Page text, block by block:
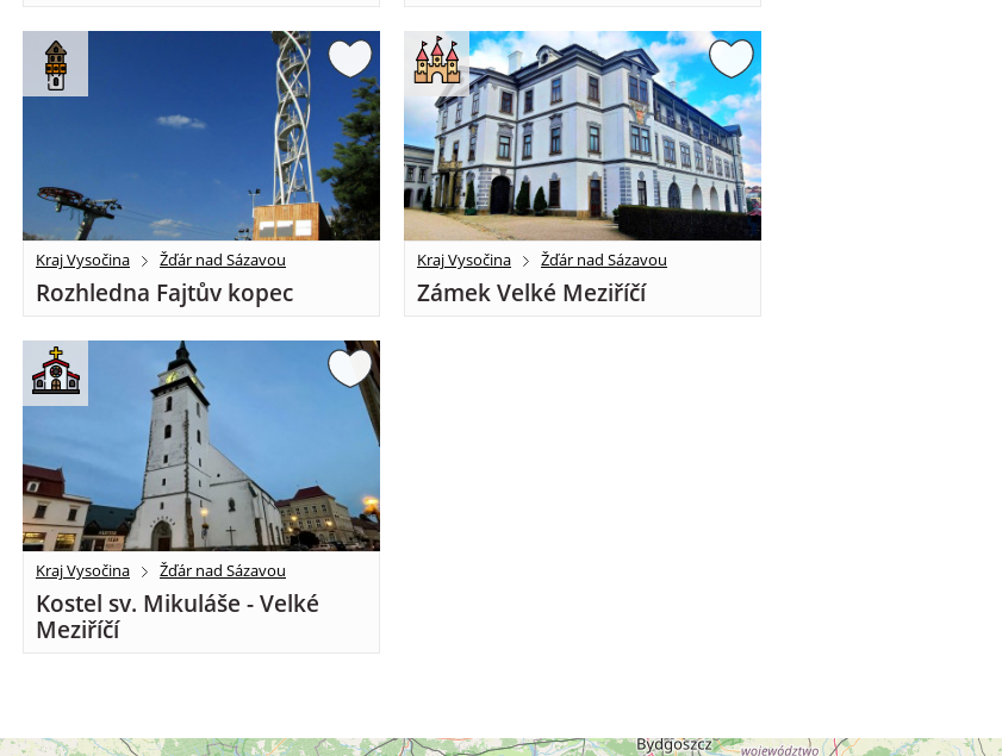
Kraj Vysočina Žďár nad Sázavou
Rozhledna Fajtův kopec
Kraj Vysočina Žďár nad Sázavou
Zámek Velké Meziříčí
Kraj Vysočina Žďár nad Sázavou
Kostel sv. Mikuláše - Velké
Meziříčí